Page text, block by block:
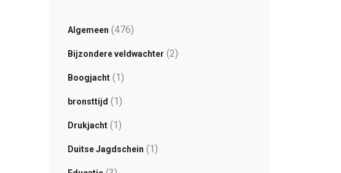
Algemeen (476)
Bijzondere veldwachter (2)
Boogjacht(1)
bronsttijd (1)
Drukjacht(1)
Duitse Jagdschein (1)